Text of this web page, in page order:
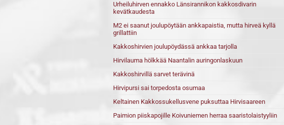
Urheiluhirven ennakko Länsirannikon kakkosdivarin
kevätkaudesta
M2 ei saanut joulupöytään ankkapaistia, mutta hirveä kyllä
grillattiin
Kakkoshirvien joulupöydässä ankkaa tarjolla
Hirvilauma hölkkää Naantalin auringonlaskuun
Kakkoshirvillä sarvet terävinä
Hirvipursi sai torpedosta osumaa
Keltainen Kakkossukellusvene puksuttaa Hirvisaareen
Paimion piiskapojille Koivuniemen herraa saaristolaistyyliin